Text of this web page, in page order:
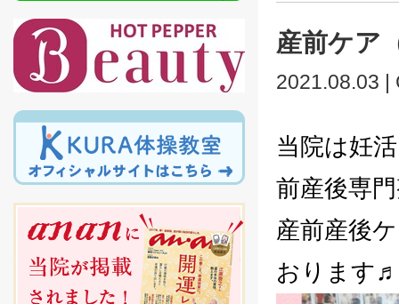
産前ケア
2021.08.03
当院は妊
前産後専
産前産後
おります♬